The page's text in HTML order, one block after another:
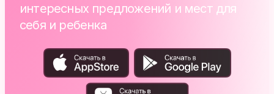
интересных предложений и мест для
себя и ребенка